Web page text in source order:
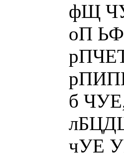
фЩ ЧУЕ
оП ЬФП
рПЧЕТШ,
рПИПЦЕ
б ЧУЕ,
лБЦДЩК
чУЕ